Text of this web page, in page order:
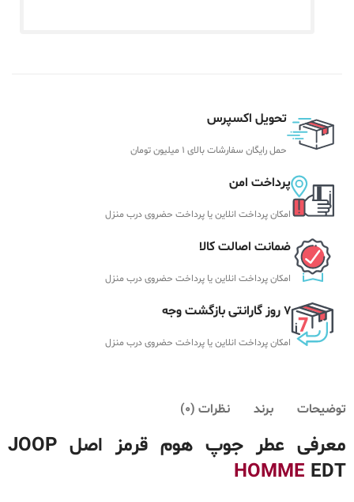
تحویل اکسپرس
حمل رایگان سفارشات بالای 1 میلیون تومان
پرداخت امن
امکان پرداخت انلاین یا پرداخت حضروی درب منزل
ضمانت اصالت کالا
امکان پرداخت انلاین یا پرداخت حضروی درب منزل
7 روز گارانتی بازگشت وجه
امکان پرداخت انلاین یا پرداخت حضروی درب منزل
توضیحات برند نظرات (0)
معرفی عطر جوپ هوم قرمز اصل JOOP
HOMME EDT